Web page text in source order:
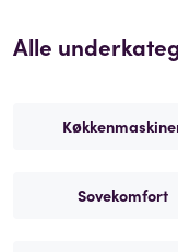
Alle
Sovekomfort